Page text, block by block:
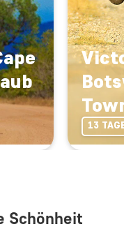
13
Schönheit